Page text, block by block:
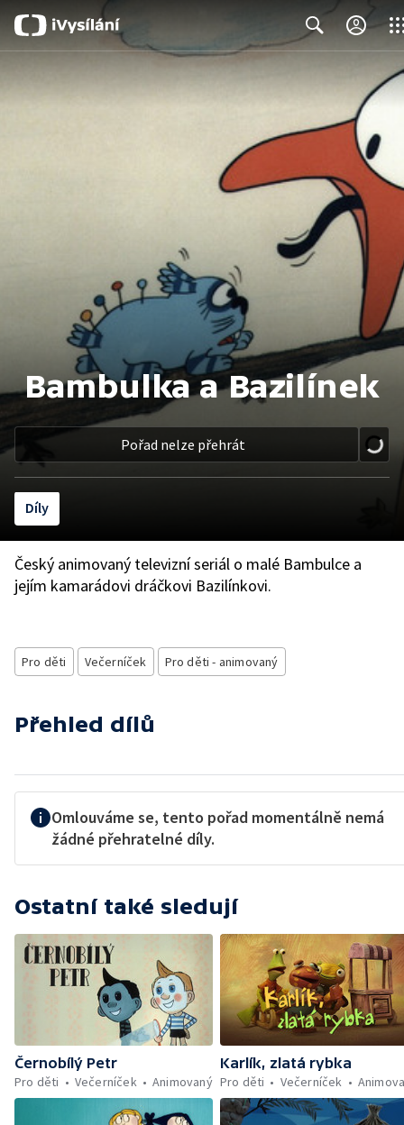
Bambulka a Bazilínek
Pořad nelze přehrát
Díly
Český animovaný televizní seriál o malé Bambulce a
jejím kamarádovi dráčkovi Bazilínkovi.
Pro děti Večerníček Pro děti - animovaný
Přehled dílů
Omlouváme se, tento pořad momentálně nemá
žádné přehratelné díly.
Ostatní také sledují
Černobílý Petr
Pro děti
Večerníček Animovaný
Karlík, zlatá rybka
Pro děti
Večerníček